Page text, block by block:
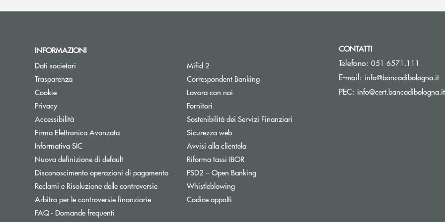
INFORMAZIONI
Dati societari
Trasparenza
Cookie
Privacy
Accessibilità
Firma Elettronica Avanzata
Informativa SIC
Nuova definizione di default
Disconoscimento operazioni di pagamento
Reclami e Risoluzione delle controversie
Arbitro per le controversie finanziarieApre una nuova finestra
FAQ - Domande frequenti
Mifid 2
Correspondent Banking
Lavora con noi
Fornitori
Sostenibilità dei Servizi Finanziari
Sicurezza web
Avvisi alla clientela
Riforma tassi IBOR
PSD2 – Open BankingApre una nuova finestra
Whistleblowing
Codice appalti
CONTATTI
Telefono: 051 6571.111
E-mail: info@bancadibologna.it
PEC: info@cert.bancadibologna.it